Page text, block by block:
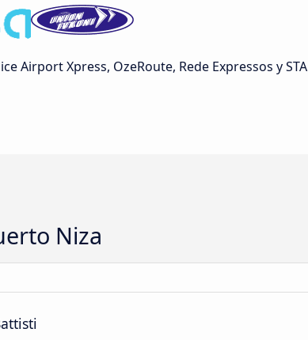
Airport Xpress, OzeRoute, Rede Expressos y
Niza